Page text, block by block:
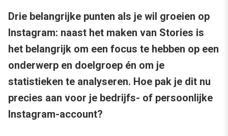
Drie belangrijke punten als je wil groeien op
Instagram: naast het maken van Stories is
het belangrijk om een focus te hebben op een
onderwerp en doelgroep én om je
statistieken te analyseren. Hoe pak je dit nu
precies aan voor je bedrijfs- of persoonlijke
Instagram-account?